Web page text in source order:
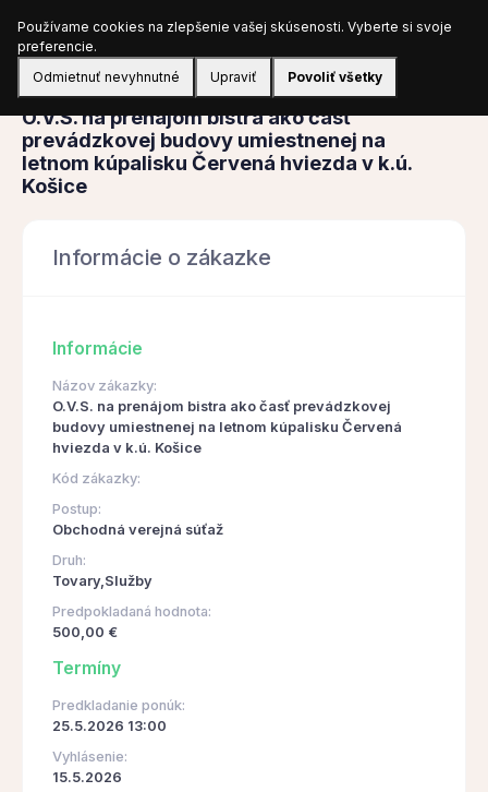
Prihlásiť sa
Obstarávanie
O.V.S. na prenájom bistra ako časť
prevádzkovej budovy umiestnenej na
letnom kúpalisku Červená hviezda v k.ú.
Košice
Informácie o zákazke
Informácie
Názov zákazky:
O.V.S. na prenájom bistra ako časť prevádzkovej
budovy umiestnenej na letnom kúpalisku Červená
hviezda v k.ú. Košice
Kód zákazky:
Postup:
Obchodná verejná súťaž
Druh:
Tovary,Služby
Predpokladaná hodnota:
500,00 €
Termíny
Predkladanie ponúk:
25.5.2026 13:00
Vyhlásenie:
15.5.2026
Používame cookies na zlepšenie vašej skúsenosti. Vyberte si svoje
preferencie.
Odmietnuť nevyhnutné
Upraviť Povoliť všetky